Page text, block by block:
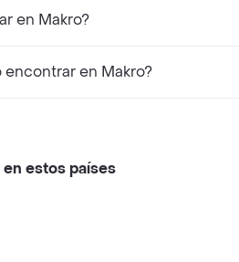
en Makro?
en Makro?
estos países